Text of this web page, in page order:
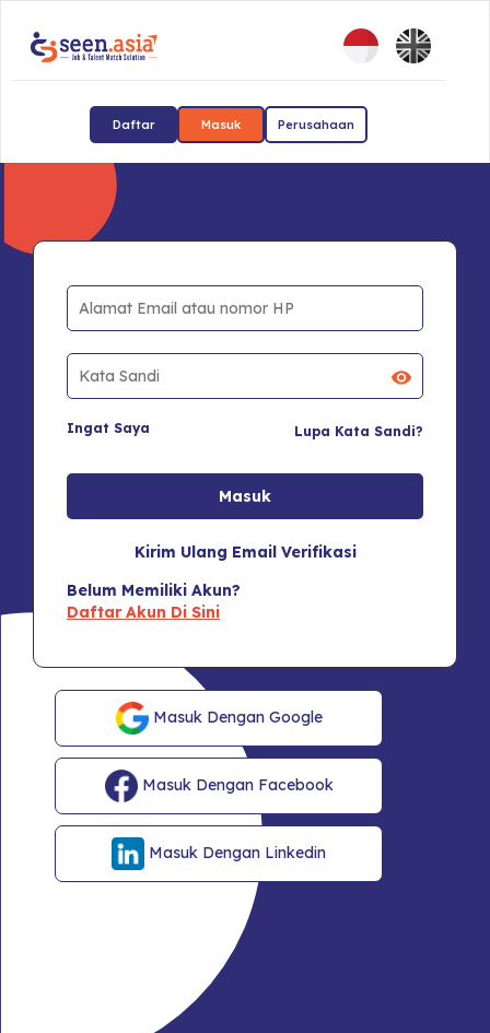
Daftar Masuk Perusahaan
Ingat Saya Lupa Kata Sandi?
Kirim Ulang Email Verifikasi
Belum Memiliki Akun?
Daftar Akun Di Sini
Masuk Dengan Google
Masuk Dengan Facebook
Masuk Dengan Linkedin